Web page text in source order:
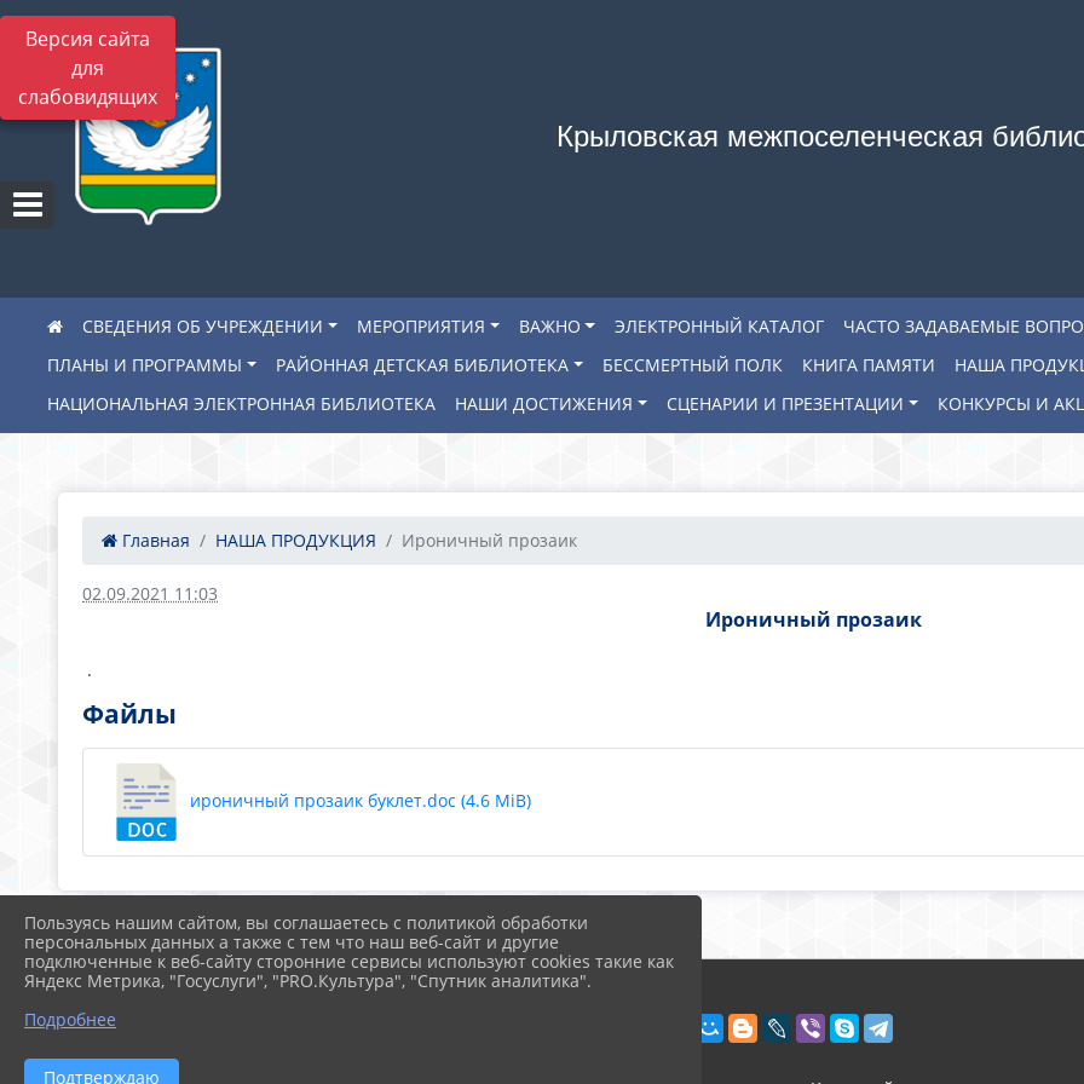
Версия сайта
для
слабовидящих
Крыловская межпоселенческая
СВЕДЕНИЯ ОБ УЧРЕЖДЕНИИ МЕРОПРИЯТИЯ ВАЖНО ЭЛЕКТРОННЫЙ КАТАЛОГ
ЧАСТО ЗАДАВАЕМЫЕ
ПЛАНЫ И ПРОГРАММЫ
РАЙОННАЯ ДЕТСКАЯ БИБЛИОТЕКА БЕССМЕРТНЫЙ ПОЛК КНИГА ПАМЯТИ
НАША
НАЦИОНАЛЬНАЯ ЭЛЕКТРОННАЯ БИБЛИОТЕКА
НАШИ ДОСТИЖЕНИЯ СЦЕНАРИИ И ПРЕЗЕНТАЦИИ КОНКУРСЫ И
Главная НАША ПРОДУКЦИЯ Ироничный прозаик
02.09.2021 11:03
Ироничный прозаик
.
Файлы
ироничный прозаик буклет.doc (4.6 MiB)
Пользуясь нашим сайтом, вы соглашаетесь с политикой обработки
персональных данных а также с тем что наш веб-сайт и другие
подключенные к веб-сайту сторонние сервисы используют cookies такие как
Яндекс Метрика, "Госуслуги", "PRO.Культура", "Спутник аналитика".
Подробнее
Подтверждаю